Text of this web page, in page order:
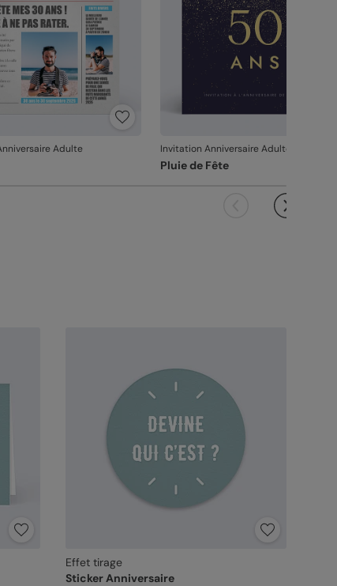
Adulte Invitation Anniversaire Adulte
Pluie de Fête
Effet tirage
Sticker Anniversaire